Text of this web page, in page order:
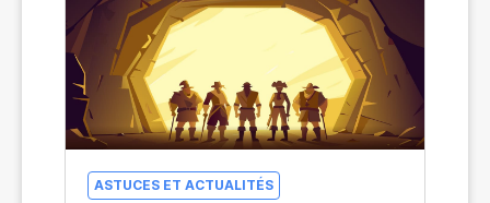
ASTUCES ET ACTUALITÉS